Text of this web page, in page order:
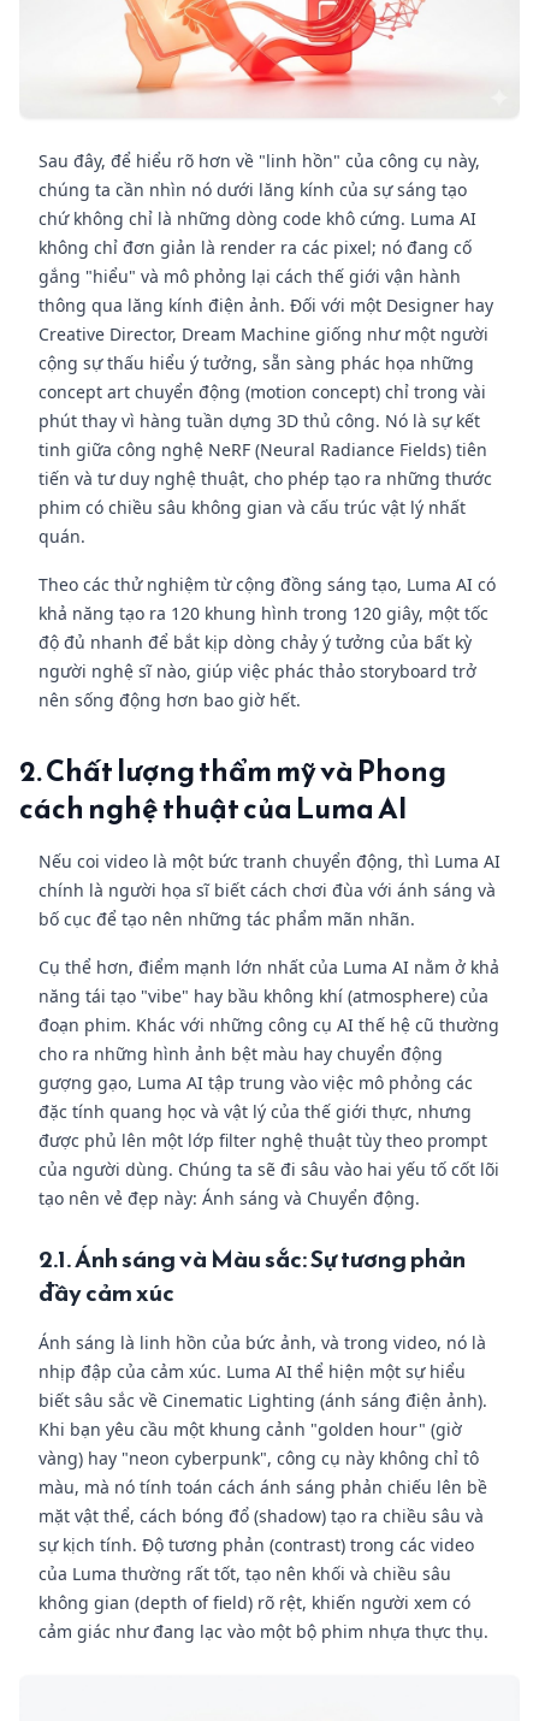
Sau đây, để hiểu rõ hơn về "linh hồn" của công cụ này,
chúng ta cần nhìn nó dưới lăng kính của sự sáng tạo
chứ không chỉ là những dòng code khô cứng. Luma AI
không chỉ đơn giản là render ra các pixel; nó đang cố
gắng "hiểu" và mô phỏng lại cách thế giới vận hành
thông qua lăng kính điện ảnh. Đối với một Designer hay
Creative Director, Dream Machine giống như một người
cộng sự thấu hiểu ý tưởng, sẵn sàng phác họa những
concept art chuyển động (motion concept) chỉ trong vài
phút thay vì hàng tuần dựng 3D thủ công. Nó là sự kết
tinh giữa công nghệ NeRF (Neural Radiance Fields) tiên
tiến và tư duy nghệ thuật, cho phép tạo ra những thước
phim có chiều sâu không gian và cấu trúc vật lý nhất
quán.
Theo các thử nghiệm từ cộng đồng sáng tạo, Luma AI có
khả năng tạo ra 120 khung hình trong 120 giây, một tốc
độ đủ nhanh để bắt kịp dòng chảy ý tưởng của bất kỳ
người nghệ sĩ nào, giúp việc phác thảo storyboard trở
nên sống động hơn bao giờ hết.
2. Chất lượng thẩm mỹ và Phong
cách nghệ thuật của Luma AI
Nếu coi video là một bức tranh chuyển động, thì Luma AI
chính là người họa sĩ biết cách chơi đùa với ánh sáng và
bố cục để tạo nên những tác phẩm mãn nhãn.
Cụ thể hơn, điểm mạnh lớn nhất của Luma AI nằm ở khả
năng tái tạo "vibe" hay bầu không khí (atmosphere) của
đoạn phim. Khác với những công cụ AI thế hệ cũ thường
cho ra những hình ảnh bệt màu hay chuyển động
gượng gạo, Luma AI tập trung vào việc mô phỏng các
đặc tính quang học và vật lý của thế giới thực, nhưng
được phủ lên một lớp filter nghệ thuật tùy theo prompt
của người dùng. Chúng ta sẽ đi sâu vào hai yếu tố cốt lõi
tạo nên vẻ đẹp này: Ánh sáng và Chuyển động.
2.1. Ánh sáng và Màu sắc: Sự tương phản
đầy cảm xúc
Ánh sáng là linh hồn của bức ảnh, và trong video, nó là
nhịp đập của cảm xúc. Luma AI thể hiện một sự hiểu
biết sâu sắc về Cinematic Lighting (ánh sáng điện ảnh).
Khi bạn yêu cầu một khung cảnh "golden hour" (giờ
vàng) hay "neon cyberpunk", công cụ này không chỉ tô
màu, mà nó tính toán cách ánh sáng phản chiếu lên bề
mặt vật thể, cách bóng đổ (shadow) tạo ra chiều sâu và
sự kịch tính. Độ tương phản (contrast) trong các video
của Luma thường rất tốt, tạo nên khối và chiều sâu
không gian (depth of field) rõ rệt, khiến người xem có
cảm giác như đang lạc vào một bộ phim nhựa thực thụ.